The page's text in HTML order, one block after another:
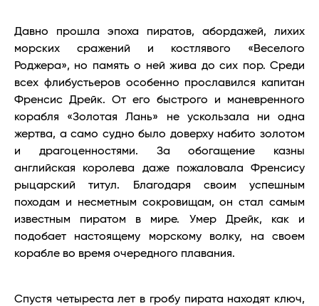
Давно прошла эпоха пиратов, абордажей, лихих
морских сражений и костлявого «Веселого
Роджера», но память о ней жива до сих пор. Среди
всех флибустьеров особенно прославился капитан
Френсис Дрейк. От его быстрого и маневренного
корабля «Золотая Лань» не ускользала ни одна
жертва, а само судно было доверху набито золотом
и драгоценностями. За обогащение казны
английская королева даже пожаловала Френсису
рыцарский титул. Благодаря своим успешным
походам и несметным сокровищам, он стал самым
известным пиратом в мире. Умер Дрейк, как и
подобает настоящему морскому волку, на своем
корабле во время очередного плавания.
Спустя четыреста лет в гробу пирата находят ключ,